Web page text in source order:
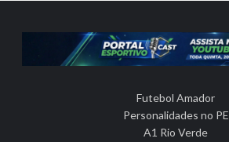
Futebol Amador
Personalidades no PE
A1 Rio Verde